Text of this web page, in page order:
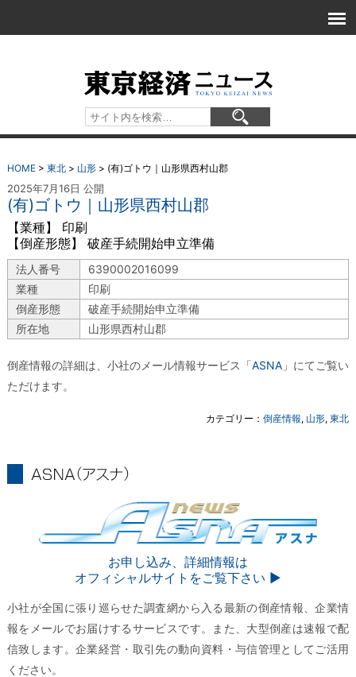
HOME> 東北> 山形> (有)ゴトウ｜山形県西村山郡
2025年7月16日 公開
(有)ゴトウ｜山形県西村山郡
【業種】 印刷
【倒産形態】 破産手続開始申立準備
法人番号
6390002016099
業種
印刷
倒産形態
破産手続開始申立準備
所在地
山形県西村山郡
倒産情報の詳細は、小社のメール情報サービス「ASNA 」にてご覧い
ただけます。
カテゴリー：倒産情報, 山形,東北
お申し込み、詳細情報は
オフィシャルサイトをご覧下さい ▶︎
小社が全国に張り巡らせた調査網から入る最新の倒産情報、企業情
報をメールでお届けするサービスです。また、大型倒産は速報で配
信致します。企業経営・取引先の動向資料・与信管理としてご活用
ください。